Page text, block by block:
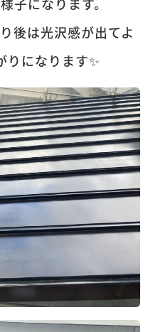
後は光沢感が出てよ
りになります✨